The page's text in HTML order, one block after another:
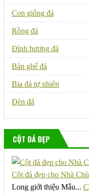
Con giống đá
Rồng đá
Đỉnh hương đá
Bàn ghế đá
Bia đá tự nhiên
Đèn đá
CỘT ĐÁ ĐẸP
Cột đá đẹp cho Nhà
Long giới thiệu Mẫu...